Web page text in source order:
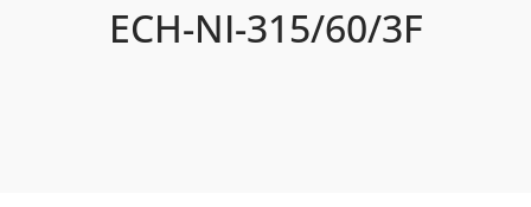
ECH-NI-315/60/3F